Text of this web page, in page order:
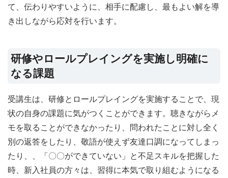
て、伝わりやすいように、相手に配慮し、最もよい解を導
き出しながら応対を行います。
研修やロールプレイングを実施し明確に
なる課題
受講生は、研修とロールプレイングを実施することで、現
状の自身の課題に気がつくことができます。聴きながらメ
モを取ることができなかったり、問われたことに対し全く
別の返答をしたり、敬語が使えず友達口調になってしまっ
たり、、「〇〇ができていない」と不足スキルを把握した
時、新入社員の方々は、習得に本気で取り組むようになる